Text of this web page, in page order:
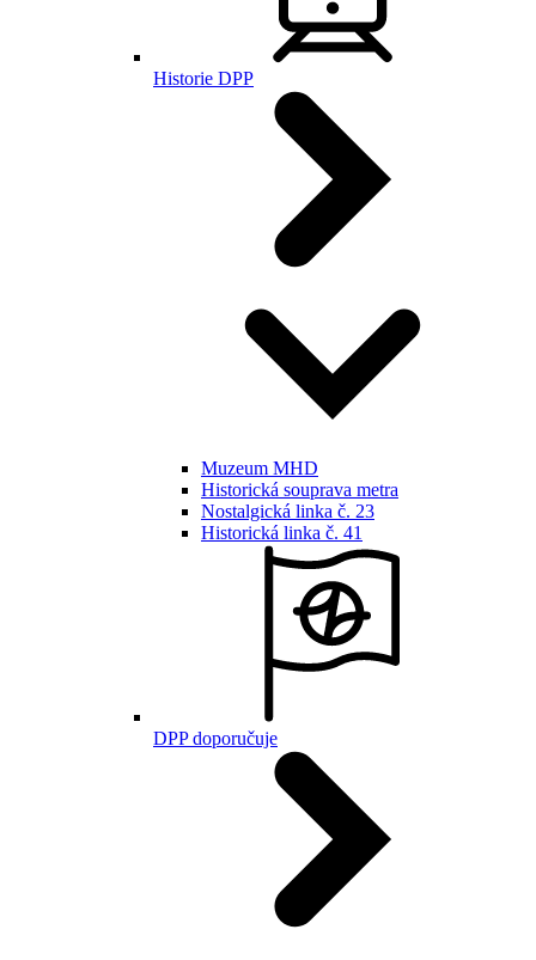
Historie DPP
Muzeum MHD
Historická souprava metra
Nostalgická linka č. 23
Historická linka č. 41
DPP doporučuje